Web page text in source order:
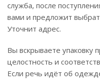
служба, после
вами и предложит
Уточнит адрес.
Вы вскрываете упаковку
целостность и
Если речь идёт об